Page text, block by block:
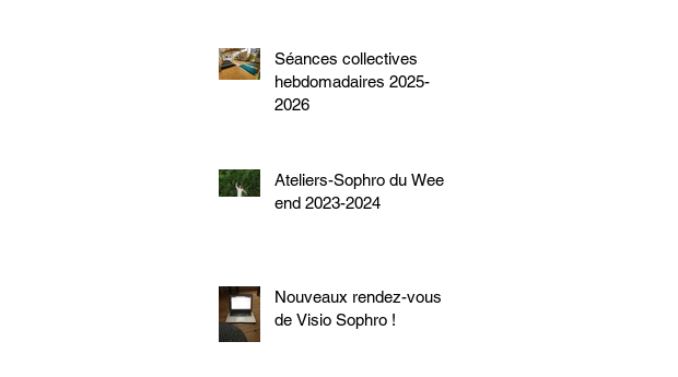
Séances collectives
hebdomadaires 2025-
2026
Ateliers-Sophro du Week-
end 2023-2024
Nouveaux rendez-vous
de Visio Sophro !